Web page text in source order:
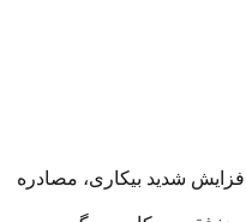
شدید بیکاری، مصادره